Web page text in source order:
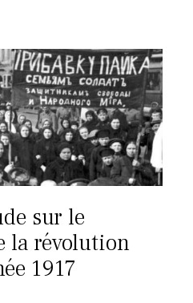
sur le
la révolution
1917